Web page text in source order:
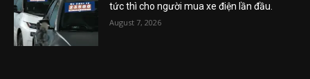
tức thì cho người mua xe điện lần đầu.
August 7, 2026